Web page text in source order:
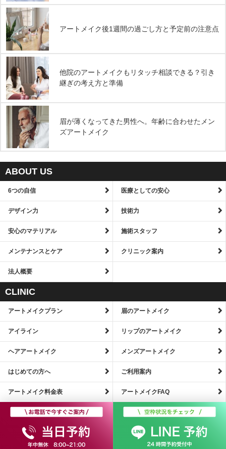
アートメイク後1週間の過ごし方と予定前の注意点
他院のアートメイクもリタッチ相談できる？引き
継ぎの考え方と準備
眉が薄くなってきた男性へ。年齢に合わせたメン
ズアートメイク
ABOUT US
6つの自信 医療としての安心
デザイン力 技術力
安心のマテリアル 施術スタッフ
メンテナンスとケア クリニック案内
法人概要
CLINIC
アートメイクプラン 眉のアートメイク
アイライン リップのアートメイク
ヘアアートメイク メンズアートメイク
はじめての方へ ご利用案内
アートメイク料金表 アートメイクFAQ
ナチュラルアートメイク東京BCブランクリニック【公式】